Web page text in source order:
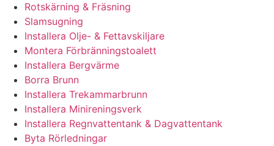
Rotskärning & Fräsning
Slamsugning
Installera Olje- & Fettavskiljare
Montera Förbränningstoalett
Installera Bergvärme
Borra Brunn
Installera Trekammarbrunn
Installera Minireningsverk
Installera Regnvattentank & Dagvattentank
Byta Rörledningar